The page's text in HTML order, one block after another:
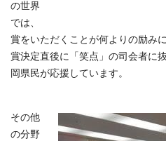
の世界
では、
賞をいただくことが何よりの励み
賞決定直後に「笑点」の司会者に
岡県民が応援しています。
その他
の分野